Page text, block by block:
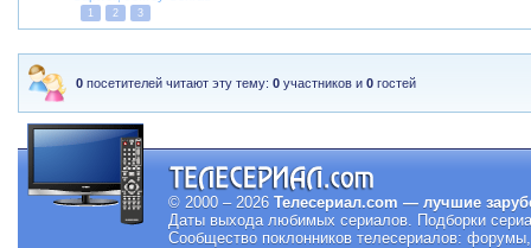
1 2 3
0 посетителей читают эту тему:0 участников и0 гостей
© 2000 – 2026 Телесериал.com — лучшие
Даты выхода любимых сериалов. Подборки
Сообщество поклонников телесериалов: